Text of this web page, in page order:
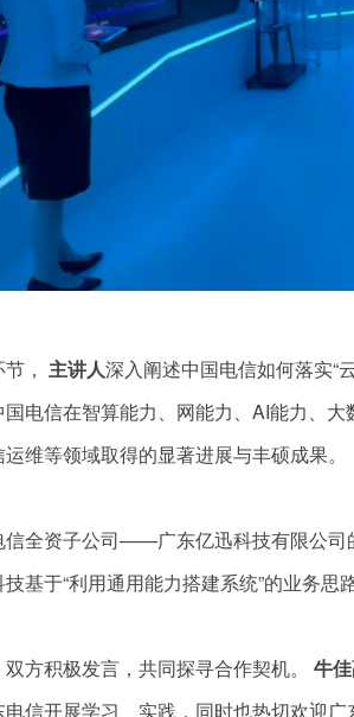
， 主讲人深入阐述中国电信如何落实“
电信在智算能力、网能力、AI能力、
维等领域取得的显著进展与丰硕成果。
信全资子公司——广东亿迅科技有限公司
基于“利用通用能力搭建系统”的业务思
方积极发言，共同探寻合作契机。 牛
信开展学习、实践，同时也热切欢迎